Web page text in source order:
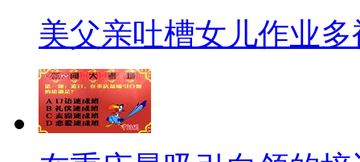
在今年开花结果，完成人生大
大好年华，更多的是真心付出
朱丽倩，反倒落得里外满是伤
吧。
美父亲吐槽女儿作业